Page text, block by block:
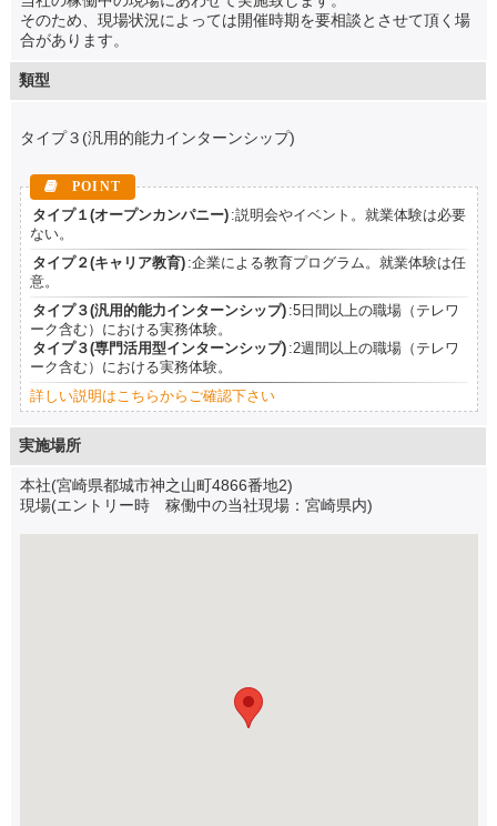
そのため、現場状況によっては開催時期を要相談とさせて頂く場
合があります。
類型
タイプ３(汎用的能力インターンシップ)
タイプ１(オープンカンパニー) :説明会やイベント。就業体験は必要
ない。
タイプ２(キャリア教育) :企業による教育プログラム。就業体験は任
意。
タイプ３(汎用的能力インターンシップ) :5日間以上の職場（テレワ
ーク含む）における実務体験。
タイプ３(専門活用型インターンシップ) :2週間以上の職場（テレワ
ーク含む）における実務体験。
詳しい説明はこちらからご確認下さい
実施場所
本社(宮崎県都城市神之山町4866番地2)
現場(エントリー時 稼働中の当社現場：宮崎県内)